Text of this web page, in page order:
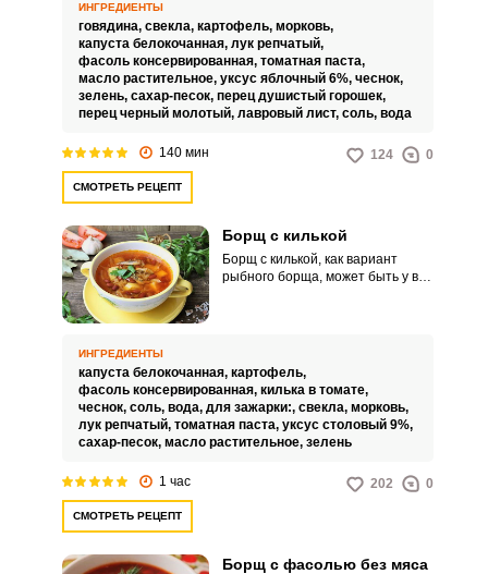
прекрасным обедом для всей
семьи. Обязательно попробуйте
приготовить аппетитный
наваристый борщ по нашему
проверенному рецепту с
пошаговыми фото!
ИНГРЕДИЕНТЫ
говядина, свекла, картофель, морковь,
капуста белокочанная, лук репчатый,
фасоль консервированная, томатная паста,
масло растительное, уксус яблочный 6%, чеснок,
зелень, сахар-песок, перец душистый горошек,
перец черный молотый, лавровый лист, соль, вода
140 мин 124 0
СМОТРЕТЬ РЕЦЕПТ
Борщ с килькой
Борщ с килькой, как вариант
рыбного борща, может быть у вас
капустой.
ИНГРЕДИЕНТЫ
капуста белокочанная, картофель,
фасоль консервированная, килька в томате,
чеснок, соль, вода, для зажарки:, свекла, морковь,
лук репчатый, томатная паста, уксус столовый 9%,
сахар-песок, масло растительное, зелень
1 час 202 0
СМОТРЕТЬ РЕЦЕПТ
Борщ с фасолью без мяса